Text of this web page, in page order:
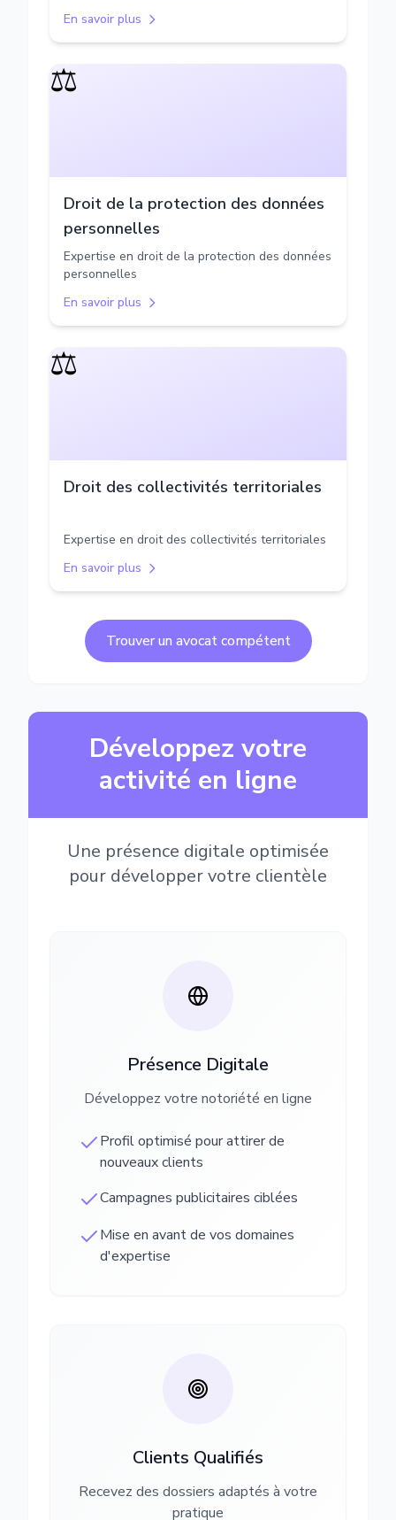
En savoir plus
⚖️
Droit de la protection des données
personnelles
Expertise en droit de la protection des données
personnelles
En savoir plus
⚖️
Droit des collectivités territoriales
Expertise en droit des collectivités territoriales
En savoir plus
Trouver un avocat compétent
Développez votre
activité en ligne
Une présence digitale optimisée
pour développer votre clientèle
Présence Digitale
Développez votre notoriété en ligne
Profil optimisé pour attirer de
nouveaux clients
Campagnes publicitaires ciblées
Mise en avant de vos domaines
d'expertise
Clients Qualifiés
Recevez des dossiers adaptés à votre
pratique